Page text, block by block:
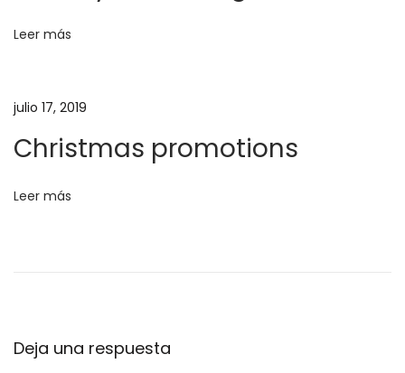
d
e
e
n
a
a
0
7
Leer más
julio 17, 2019
Christmas promotions
Leer más
Deja una respuesta